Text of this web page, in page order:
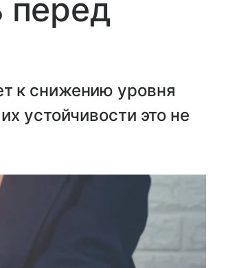
перед
к снижению уровня
устойчивости это не